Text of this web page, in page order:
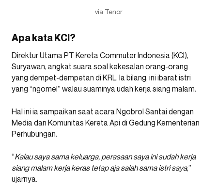
via Tenor
Apa kata KCI?
Direktur Utama PT Kereta Commuter Indonesia (KCI),
Suryawan, angkat suara soal kekesalan orang-orang
yang dempet-dempetan di KRL. Ia bilang, ini ibarat istri
yang “ngomel” walau suaminya udah kerja siang malam.
Hal ini ia sampaikan saat acara Ngobrol Santai dengan
Media dan Komunitas Kereta Api di Gedung Kementerian
Perhubungan.
“Kalau saya sama keluarga, perasaan saya ini sudah kerja
siang malam kerja keras tetap aja salah sama istri saya,”
ujarnya.